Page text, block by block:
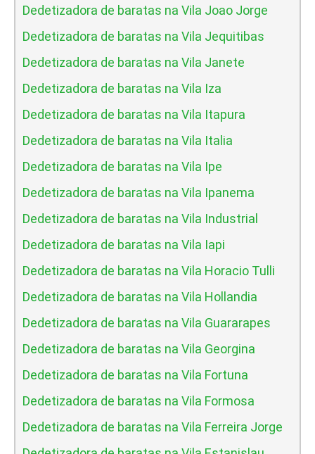
Dedetizadora de baratas na Vila Joao Jorge
Dedetizadora de baratas na Vila Jequitibas
Dedetizadora de baratas na Vila Janete
Dedetizadora de baratas na Vila Iza
Dedetizadora de baratas na Vila Itapura
Dedetizadora de baratas na Vila Italia
Dedetizadora de baratas na Vila Ipe
Dedetizadora de baratas na Vila Ipanema
Dedetizadora de baratas na Vila Industrial
Dedetizadora de baratas na Vila Iapi
Dedetizadora de baratas na Vila Horacio Tulli
Dedetizadora de baratas na Vila Hollandia
Dedetizadora de baratas na Vila Guararapes
Dedetizadora de baratas na Vila Georgina
Dedetizadora de baratas na Vila Fortuna
Dedetizadora de baratas na Vila Formosa
Dedetizadora de baratas na Vila Ferreira Jorge